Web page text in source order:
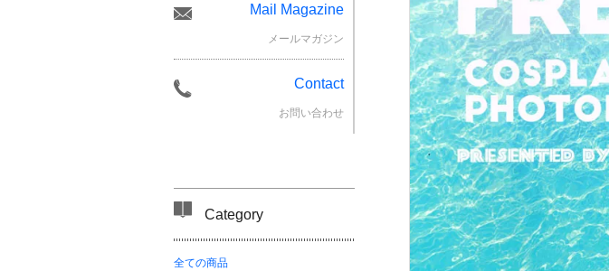
Mail Magazine
メールマガジン
Contact
お問い合わせ
Category
全ての商品